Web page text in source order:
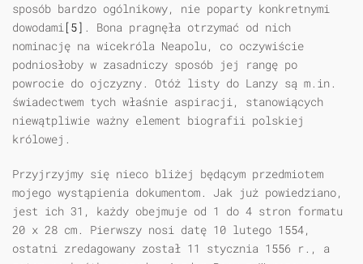
sposób bardzo ogólnikowy, nie poparty konkretnymi
dowodami[5] . Bona pragnęła otrzymać od nich
nominację na wicekróla Neapolu, co oczywiście
podniosłoby w zasadniczy sposób jej rangę po
powrocie do ojczyzny. Otóż listy do Lanzy są m.in.
świadectwem tych właśnie aspiracji, stanowiących
niewątpliwie ważny element biografii polskiej
królowej.
Przyjrzyjmy się nieco bliżej będącym przedmiotem
mojego wystąpienia dokumentom. Jak już powiedziano,
jest ich 31, każdy obejmuje od 1 do 4 stron formatu
20 x 28 cm. Pierwszy nosi datę 10 lutego 1554,
ostatni zredagowany został 11 stycznia 1556 r., a